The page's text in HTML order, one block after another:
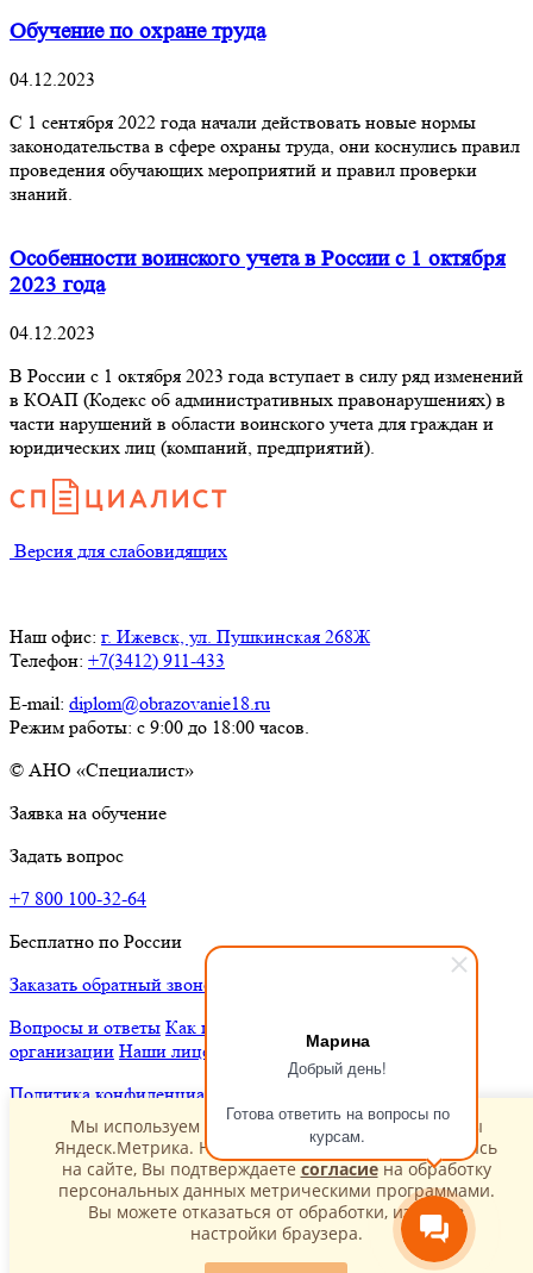
Марина
Добрый день!
Готова ответить на вопросы по
курсам.
Обучение по охране труда
04.12.2023
С 1 сентября 2022 года начали действовать новые нормы
законодательства в сфере охраны труда, они коснулись правил
проведения обучающих мероприятий и правил проверки
знаний.
Особенности воинского учета в России с 1 октября
2023 года
04.12.2023
В России с 1 октября 2023 года вступает в силу ряд изменений
в КОАП (Кодекс об административных правонарушениях) в
части нарушений в области воинского учета для граждан и
юридических лиц (компаний, предприятий).
Версия для слабовидящих
Наш офис: г. Ижевск, ул. Пушкинская 268Ж
Телефон: +7(3412) 911-433
E-mail: diplom@obrazovanie18.ru
Режим работы: с 9:00 до 18:00 часов.
© АНО «Специалист»
Заявка на обучение
Задать вопрос
+7 800 100-32-64
Бесплатно по России
Заказать обратный звонок
Вопросы и ответы Как проходит обучение
организации Наши лицензии Скачать прайс-лист
Политика конфиденциальности
Мы используем cookie и метрические программы
Яндеск.Метрика. Нажимая "Соглашаюсь" и оставаясь
на сайте, Вы подтверждаетесогласиена обработку
персональных данных метрическими программами.
Вы можете отказаться от обработки, изменив
настройки браузера.